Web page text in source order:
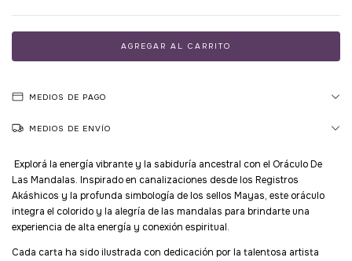
MEDIOS DE PAGO
MEDIOS DE ENVÍO
Explorá la energía vibrante y la sabiduría ancestral con el Oráculo De
Las Mandalas. Inspirado en canalizaciones desde los Registros
Akáshicos y la profunda simbología de los sellos Mayas, este oráculo
integra el colorido y la alegría de las mandalas para brindarte una
experiencia de alta energía y conexión espiritual.
Cada carta ha sido ilustrada con dedicación por la talentosa artista